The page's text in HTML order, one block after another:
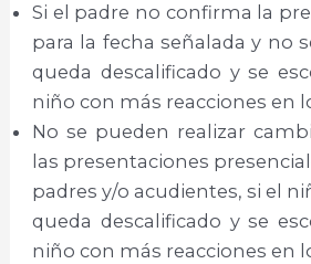
Si el padre no confirma la
para la fecha señalada y no
queda descalificado y se
niño con más reacciones en
No se pueden realizar
las presentaciones
padres y/o acudientes, si el
queda descalificado y se
niño con más reacciones en